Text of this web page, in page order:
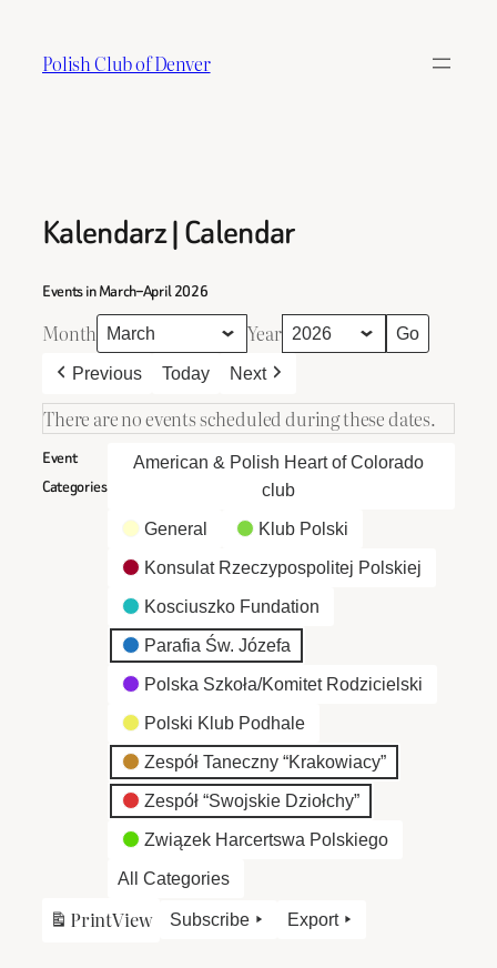
content
Polish Club of Denver
Kalendarz | Calendar
Events in March–April 2026
Month Year
Previous Today Next
There are no events scheduled during these dates.
Event
Categories
American & Polish Heart of Colorado
club
General Klub Polski
Konsulat Rzeczypospolitej Polskiej
Kosciuszko Fundation
Parafia Św. Józefa
Polska Szkoła/Komitet Rodzicielski
Polski Klub Podhale
Zespół Taneczny “Krakowiacy”
Zespół “Swojskie Dziołchy”
Związek Harcertswa Polskiego
All Categories
PrintView Subscribe Export